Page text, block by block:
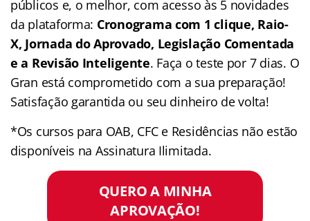
públicos e, o melhor, com acesso às 5 novidades
da plataforma: Cronograma com 1 clique, Raio-
X, Jornada do Aprovado, Legislação Comentada
e a Revisão Inteligente. Faça o teste por 7 dias. O
Gran está comprometido com a sua preparação!
Satisfação garantida ou seu dinheiro de volta!
*Os cursos para OAB, CFC e Residências não estão
disponíveis na Assinatura Ilimitada.
QUERO A MINHA
APROVAÇÃO!